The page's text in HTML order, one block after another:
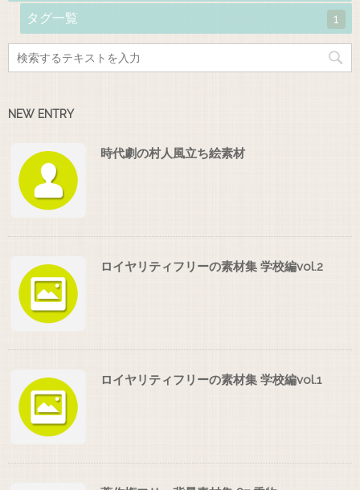
タグ一覧 1
NEW ENTRY
時代劇の村人風立ち絵素材
ロイヤリティフリーの素材集 学校編vol.2
ロイヤリティフリーの素材集 学校編vol.1